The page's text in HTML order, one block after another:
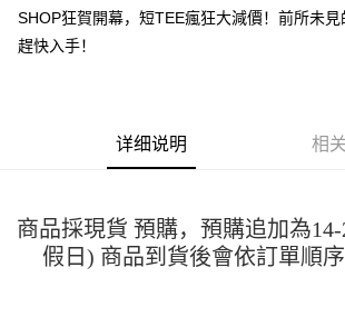
Plus PAY
1. 本服务由台湾大哥大提供，电信用户可立即使用无
月租型门号，不开放公司户及预付卡使用）
2. 付款方式选择 “大哥付你分期”，订单成立后会自动
交易。
3. 实际核准额度、可分期数及费用金额请依后续交易
4. 订单成立30分钟内，如未前往确认交易或遇审核未
消。如遇 “转专审核”未通过状况，表示未达系统评分
窗。
2. 進行簡訊驗證之後，即可完成結帳手續。
3. 訂單確認後不需事先繳費，商品會配送至您的指定
运送方式
SHOP狂賀開幕，短TEE瘋狂大減價！前所未見
趕快入手！
详细说明 相
商品採現貨 預購，預購追加為
假日) 商品到貨後會依訂單順序